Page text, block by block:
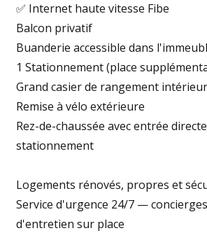
✅ Internet haute vitesse Fibe
Balcon privatif
Buanderie accessible dans
1 Stationnement (place
Grand casier de rangement intérieur
Remise à vélo extérieure
Rez-de-chaussée avec entrée
stationnement
Logements rénovés, propres et
Service d'urgence 24/7 —
d'entretien sur place